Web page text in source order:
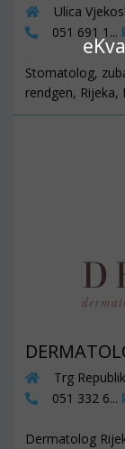
Ulica
051 691 1...
Stomatolog,
rendgen, Rijeka,
Trg
051 332 6...
Dermatolog